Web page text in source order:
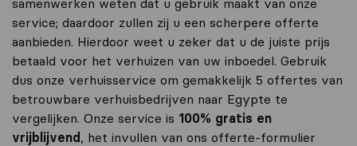
samenwerken weten dat u gebruik maakt van onze
service; daardoor zullen zij u een scherpere offerte
aanbieden. Hierdoor weet u zeker dat u de juiste prijs
betaald voor het verhuizen van uw inboedel. Gebruik
dus onze verhuisservice om gemakkelijk 5 offertes van
betrouwbare verhuisbedrijven naar Egypte te
vergelijken. Onze service is 100% gratis en
vrijblijvend , het invullen van ons offerte-formulier